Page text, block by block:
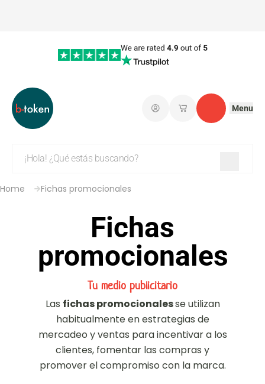
Iniciar sesiónMis carritos de
Contacto
Menu
Home Fichas promocionales
Fichas
promocionales
Tu medio publicitario
Las fichas promocionalesse utilizan
habitualmente en estrategias de
mercadeo y ventas para incentivar a los
clientes, fomentar las compras y
promover el compromiso con la marca.